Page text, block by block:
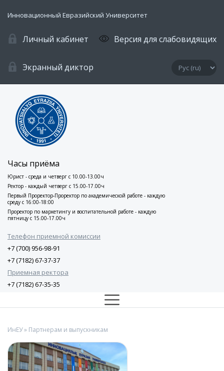
Инновационный Евразийский Университет
Личный кабинет Версия для слабовидящих
Экранный диктор
Часы приёма
Юрист - среда и четверг с 10.00-13.00ч
Ректор - каждый четверг с 15.00-17.00ч
Первый Проректор-Проректор по академической работе - каждую
среду с 16:00-18:00
Проректор по маркетингу и воспитательной работе - каждую
пятницу с 15.00-17.00ч
Телефон приемной комиссии
+7 (700) 956-98-91
+7 (7182) 67-37-37
Приемная ректора
+7 (7182) 67-35-35
ИнЕУ» Партнерам и выпускникам